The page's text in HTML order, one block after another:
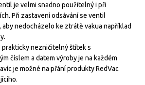
je velmi snadno použitelný i při
Při zastavení odsávání se ventil
aby nedocházelo ke ztrátě vakua například
prakticky nezničitelný štítek s
číslem a datem výroby je na každém
je možné na přání produkty RedVac